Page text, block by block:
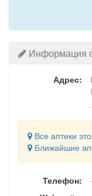
Информация
Адрес:
Все аптеки
Ближайшие
Телефон: